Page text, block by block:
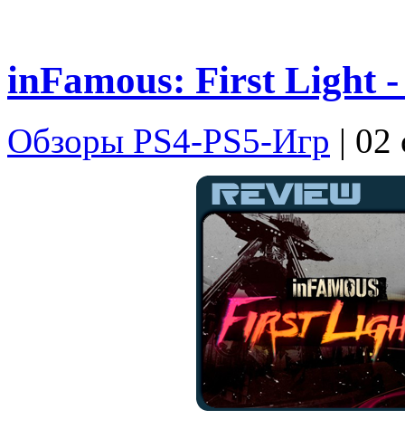
inFamous: First Light
Обзоры PS4-PS5-Игр | 02